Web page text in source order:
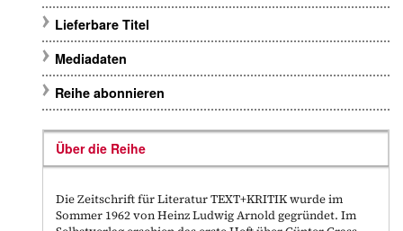
Lieferbare Titel
Mediadaten
Reihe abonnieren
Über die Reihe
Die Zeitschrift für Literatur TEXT+KRITIK wurde im
Sommer 1962 von Heinz Ludwig Arnold gegründet. Im